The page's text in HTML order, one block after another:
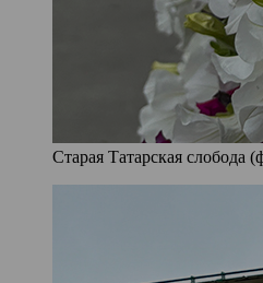
Старая Татарская слобода